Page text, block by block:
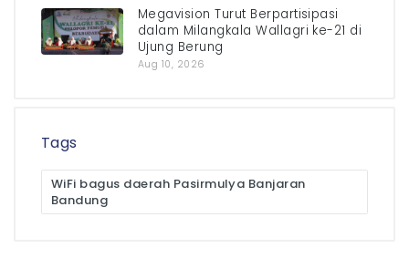
Megavision Turut Berpartisipasi
dalam Milangkala Wallagri ke-21 di
Ujung Berung
Aug 10, 2026
Tags
WiFi bagus daerah Pasirmulya Banjaran
Bandung